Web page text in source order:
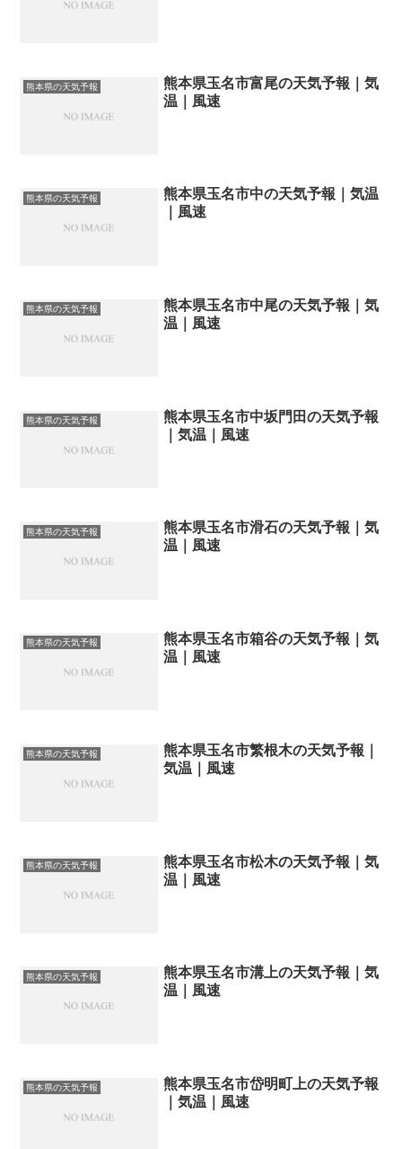
熊本県の天気予報
熊本県玉名市富尾の天気予報｜気
温｜風速
熊本県の天気予報
熊本県玉名市中の天気予報｜気温
｜風速
熊本県の天気予報
熊本県玉名市中尾の天気予報｜気
温｜風速
熊本県の天気予報
熊本県玉名市中坂門田の天気予報
｜気温｜風速
熊本県の天気予報
熊本県玉名市滑石の天気予報｜気
温｜風速
熊本県の天気予報
熊本県玉名市箱谷の天気予報｜気
温｜風速
熊本県の天気予報
熊本県玉名市繁根木の天気予報｜
気温｜風速
熊本県の天気予報
熊本県玉名市松木の天気予報｜気
温｜風速
熊本県の天気予報
熊本県玉名市溝上の天気予報｜気
温｜風速
熊本県の天気予報
熊本県玉名市岱明町上の天気予報
｜気温｜風速